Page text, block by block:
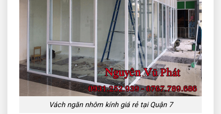
Vách ngăn nhôm kính giá rẻ tại Quận 7